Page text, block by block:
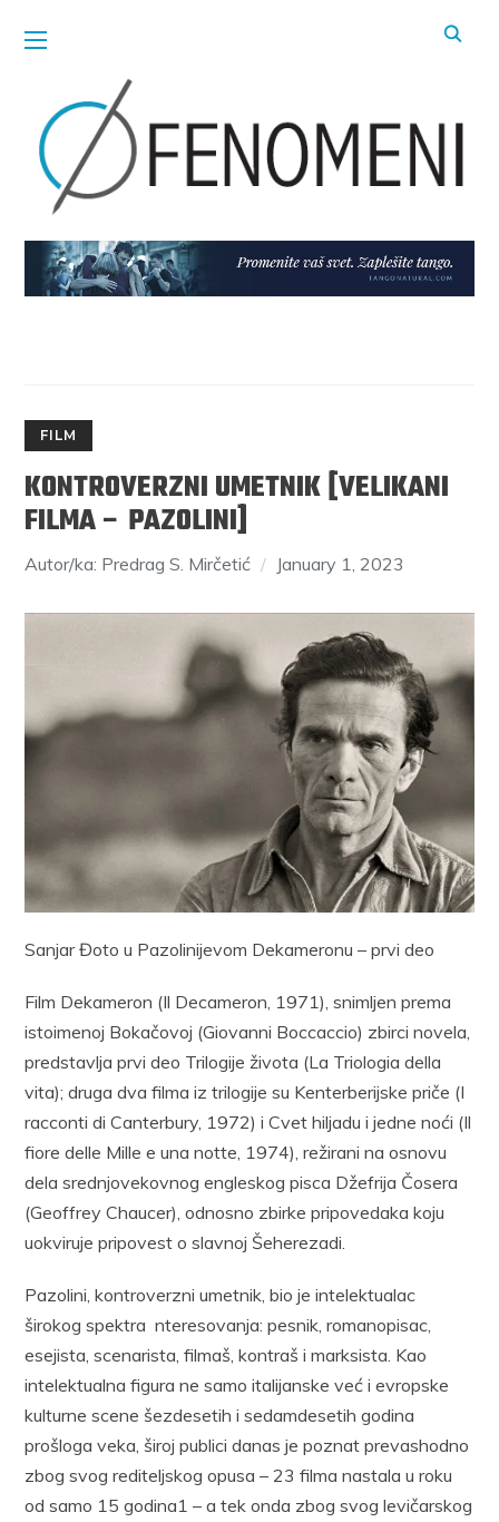
FILM
KONTROVERZNI UMETNIK [VELIKANI
FILMA – PAZOLINI]
Autor/ka: Predrag S. Mirčetić January 1, 2023
Sanjar Đoto u Pazolinijevom Dekameronu – prvi deo
Film Dekameron (Il Decameron, 1971), snimljen prema
istoimenoj Bokačovoj (Giovanni Boccaccio) zbirci novela,
predstavlja prvi deo Trilogije života (La Triologia della
vita); druga dva filma iz trilogije su Kenterberijske priče (I
racconti di Canterbury, 1972) i Cvet hiljadu i jedne noći (Il
fiore delle Mille e una notte, 1974), režirani na osnovu
dela srednjovekovnog engleskog pisca Džefrija Čosera
(Geoffrey Chaucer), odnosno zbirke pripovedaka koju
uokviruje pripovest o slavnoj Šeherezadi.
Pazolini, kontroverzni umetnik, bio je intelektualac
širokog spektra nteresovanja: pesnik, romanopisac,
esejista, scenarista, filmaš, kontraš i marksista. Kao
intelektualna figura ne samo italijanske već i evropske
kulturne scene šezdesetih i sedamdesetih godina
prošloga veka, široj publici danas je poznat prevashodno
zbog svog rediteljskog opusa – 23 filma nastala u roku
od samo 15 godina1 – a tek onda zbog svog levičarskog